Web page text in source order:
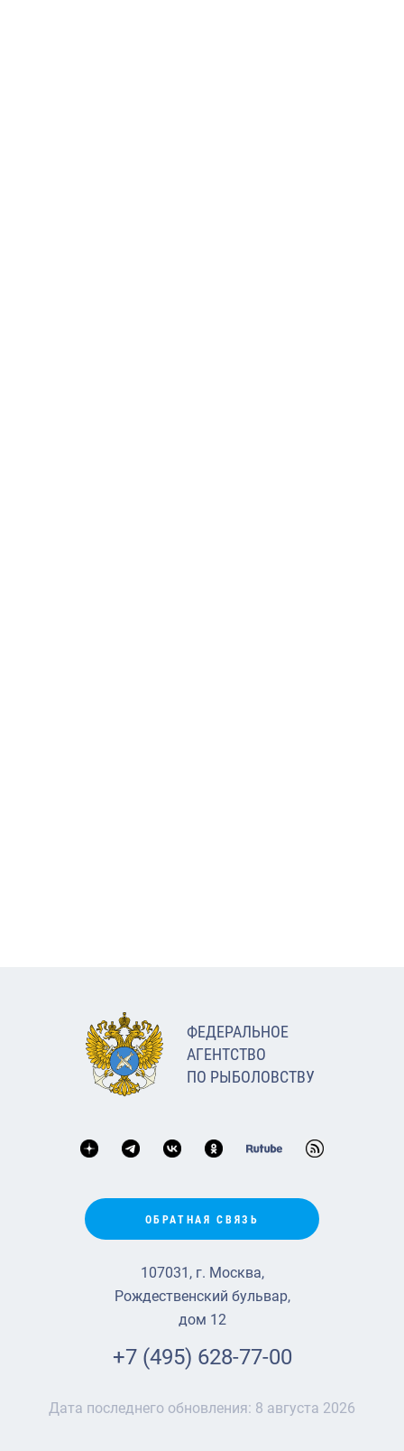
ФЕДЕРАЛЬНОЕ
АГЕНТСТВО
ПО РЫБОЛОВСТВУ
ОБРАТНАЯ СВЯЗЬ
107031, г. Москва,
Рождественский бульвар,
дом 12
+7 (495) 628-77-00
Дата последнего обновления: 8 августа 2026